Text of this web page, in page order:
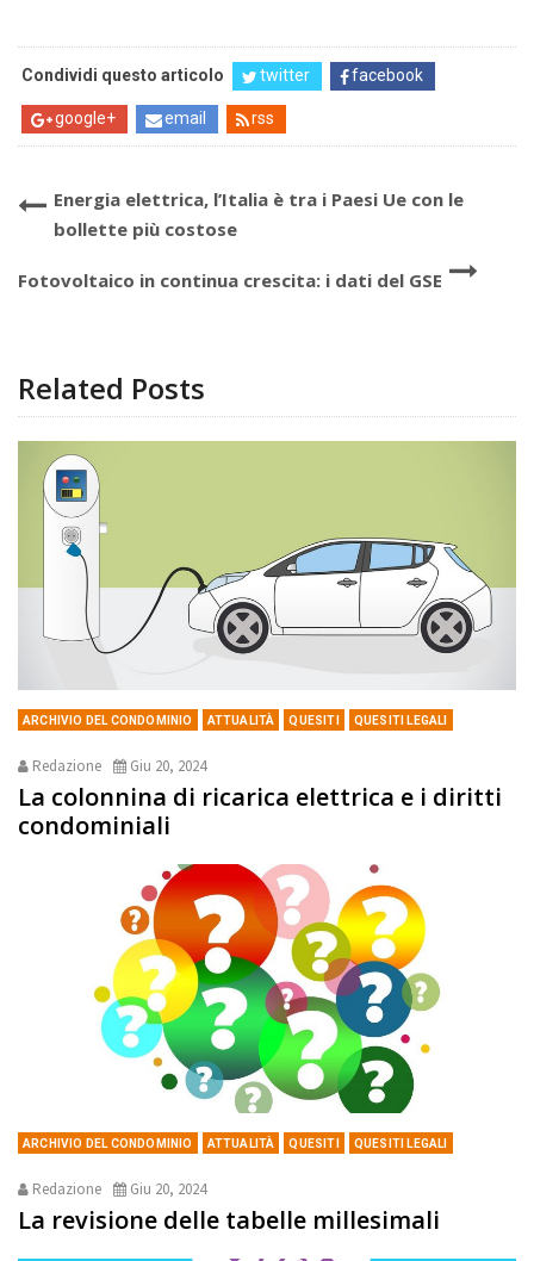
Condividi questo articolo twitter facebook
google+ email rss
Energia elettrica, l’Italia è tra i Paesi Ue con le
bollette più costose
Fotovoltaico in continua crescita: i dati del GSE
Related Posts
ARCHIVIO DEL CONDOMINIO ATTUALITÀ QUESITI QUESITI LEGALI
Redazione Giu 20, 2024
La colonnina di ricarica elettrica e i diritti
condominiali
ARCHIVIO DEL CONDOMINIO ATTUALITÀ QUESITI QUESITI LEGALI
Redazione Giu 20, 2024
La revisione delle tabelle millesimali